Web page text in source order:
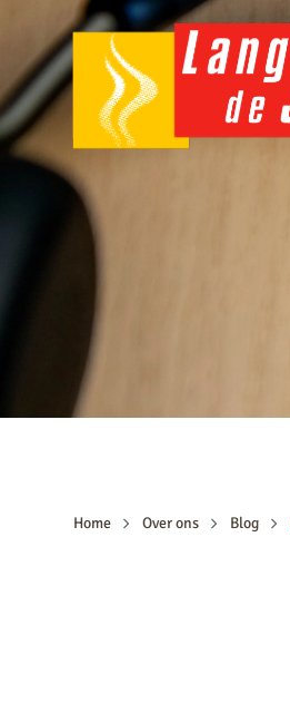
Home Over ons Blog